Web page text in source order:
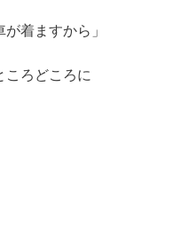
着ますから」
ころどころに